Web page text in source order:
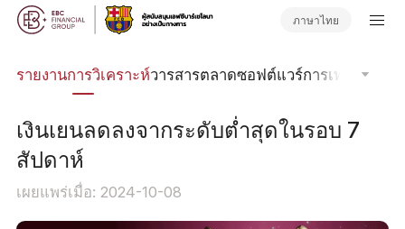
ภาษาไทย
รายงานการวิเคราะห์วารสารตลาดซอฟต์แวร์การเทรด
เงินเยนลดลงจากระดับต่ำสุดในรอบ 7
สัปดาห์
เผยแพร่เมื่อ: 2024-10-08